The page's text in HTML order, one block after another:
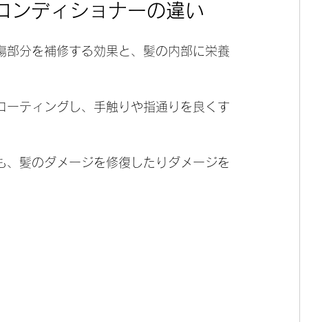
ンディショナーの違い
部分を補修する効果と、髪の内部に栄養
ーティングし、手触りや指通りを良くす
髪のダメージを修復したりダメージを